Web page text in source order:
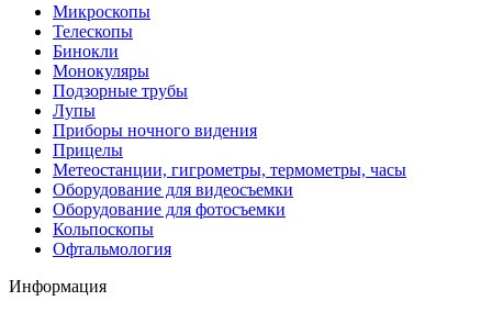
Микроскопы
Телескопы
Бинокли
Монокуляры
Подзорные трубы
Лупы
Приборы ночного видения
Прицелы
Метеостанции, гигрометры, термометры, часы
Оборудование для видеосъемки
Оборудование для фотосъемки
Кольпоскопы
Офтальмология
Информация